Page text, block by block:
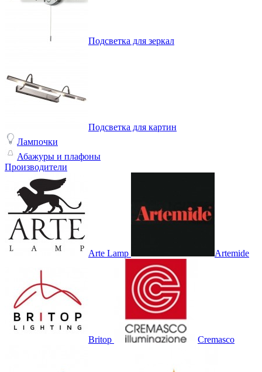
Подсветка для зеркал
Подсветка для картин
Лампочки
Абажуры и плафоны
Производители
Arte Lamp Artemide
Britop Cremasco